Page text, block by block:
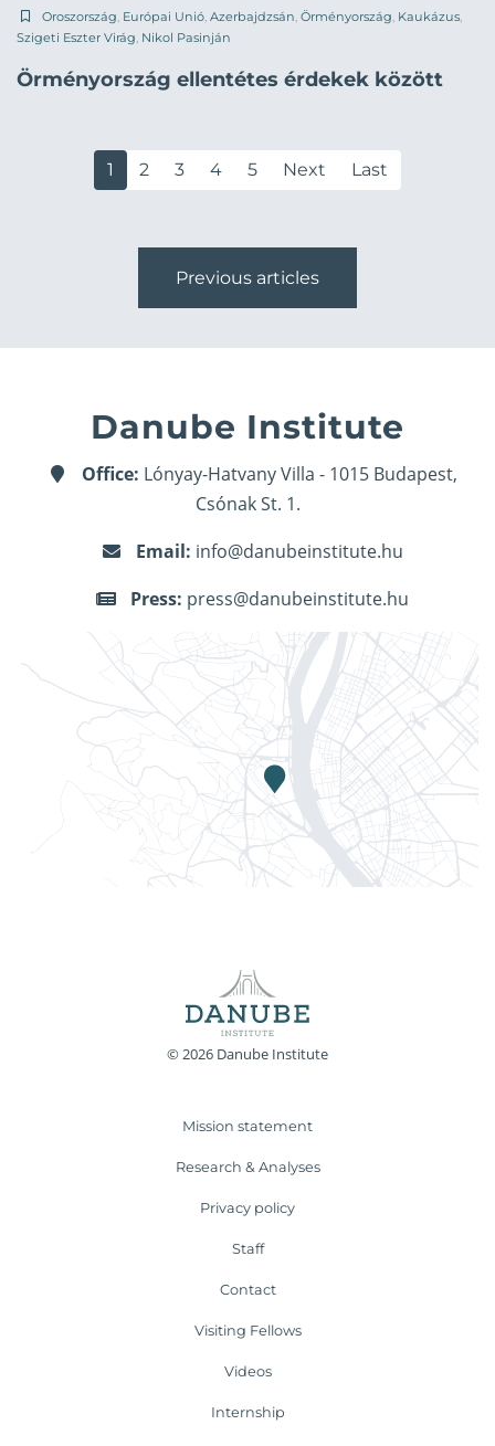
Oroszország, Európai Unió, Azerbajdzsán, Örményország, Kaukázus,
Szigeti Eszter Virág, Nikol Pasinján
Örményország ellentétes érdekek között
1 2 3 4 5 Next Last
Previous articles
Danube Institute
Office: Lónyay-Hatvany Villa - 1015 Budapest,
Csónak St. 1.
Email: info@danubeinstitute.hu
Press: press@danubeinstitute.hu
© 2026 Danube Institute
Mission statement
Research & Analyses
Privacy policy
Staff
Contact
Visiting Fellows
Videos
Internship